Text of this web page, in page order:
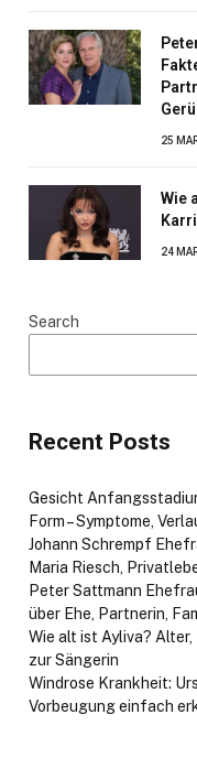
25
Wie
24
Search
Recent Posts
Gesicht
Form – Symptome,
Johann Schrempf
Maria Riesch,
Peter Sattmann
über Ehe, Partnerin,
Wie alt ist Ayliva?
zur Sängerin
Windrose Krankheit:
Vorbeugung einfach